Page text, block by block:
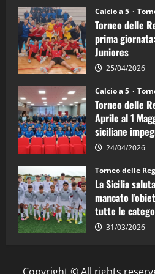
Juniores
è
d’Italia
Calcio a 5
Torneo delle
prima
Juniores
25/04/2026
Calcio a 5
Torneo delle
Aprile al 1
siciliane
24/04/2026
Torneo delle
La Sicilia
mancato
tutte le
31/03/2026